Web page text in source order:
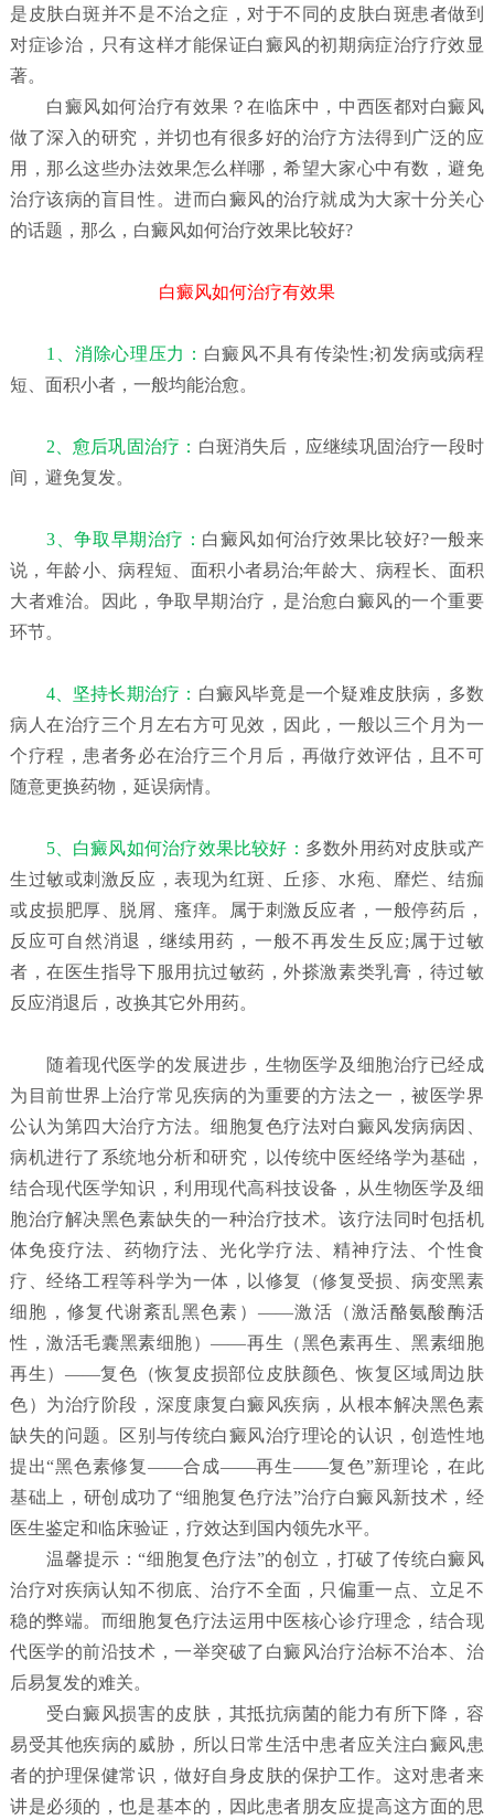
是皮肤白斑并不是不治之症，对于不同的皮肤白斑患者做到
对症诊治，只有这样才能保证白癜风的初期病症治疗疗效显
著。
白癜风如何治疗有效果？在临床中，中西医都对白癜风
做了深入的研究，并切也有很多好的治疗方法得到广泛的应
用，那么这些办法效果怎么样哪，希望大家心中有数，避免
治疗该病的盲目性。进而白癜风的治疗就成为大家十分关心
的话题，那么，白癜风如何治疗效果比较好?
白癜风如何治疗有效果
1、消除心理压力： 白癜风不具有传染性;初发病或病程
短、面积小者，一般均能治愈。
2、愈后巩固治疗： 白斑消失后，应继续巩固治疗一段时
间，避免复发。
3、争取早期治疗： 白癜风如何治疗效果比较好?一般来
说，年龄小、病程短、面积小者易治;年龄大、病程长、面积
大者难治。因此，争取早期治疗，是治愈白癜风的一个重要
环节。
4、坚持长期治疗： 白癜风毕竟是一个疑难皮肤病，多数
病人在治疗三个月左右方可见效，因此，一般以三个月为一
个疗程，患者务必在治疗三个月后，再做疗效评估，且不可
随意更换药物，延误病情。
5、白癜风如何治疗效果比较好： 多数外用药对皮肤或产
生过敏或刺激反应，表现为红斑、丘疹、水疱、靡烂、结痂
或皮损肥厚、脱屑、瘙痒。属于刺激反应者，一般停药后，
反应可自然消退，继续用药，一般不再发生反应;属于过敏
者，在医生指导下服用抗过敏药，外搽激素类乳膏，待过敏
反应消退后，改换其它外用药。
随着现代医学的发展进步，生物医学及细胞治疗已经成
为目前世界上治疗常见疾病的为重要的方法之一，被医学界
公认为第四大治疗方法。细胞复色疗法对白癜风发病病因、
病机进行了系统地分析和研究，以传统中医经络学为基础，
结合现代医学知识，利用现代高科技设备，从生物医学及细
胞治疗解决黑色素缺失的一种治疗技术。该疗法同时包括机
体免疫疗法、药物疗法、光化学疗法、精神疗法、个性食
疗、经络工程等科学为一体，以修复（修复受损、病变黑素
细胞，修复代谢紊乱黑色素）——激活（激活酪氨酸酶活
性，激活毛囊黑素细胞）——再生（黑色素再生、黑素细胞
再生）——复色（恢复皮损部位皮肤颜色、恢复区域周边肤
色）为治疗阶段，深度康复白癜风疾病，从根本解决黑色素
缺失的问题。区别与传统白癜风治疗理论的认识，创造性地
提出“黑色素修复——合成——再生——复色”新理论，在此
基础上，研创成功了“细胞复色疗法”治疗白癜风新技术，经
医生鉴定和临床验证，疗效达到国内领先水平。
温馨提示：“细胞复色疗法”的创立，打破了传统白癜风
治疗对疾病认知不彻底、治疗不全面，只偏重一点、立足不
稳的弊端。而细胞复色疗法运用中医核心诊疗理念，结合现
代医学的前沿技术，一举突破了白癜风治疗治标不治本、治
后易复发的难关。
受白癜风损害的皮肤，其抵抗病菌的能力有所下降，容
易受其他疾病的威胁，所以日常生活中患者应关注白癜风患
者的护理保健常识，做好自身皮肤的保护工作。这对患者来
讲是必须的，也是基本的，因此患者朋友应提高这方面的思